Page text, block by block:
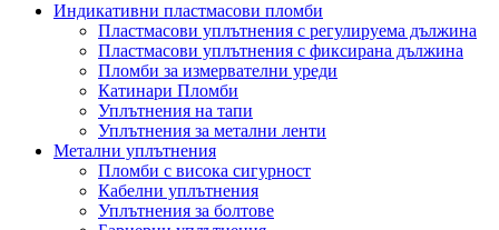
Индикативни пластмасови пломби
Пластмасови уплътнения с регулируема дължина
Пластмасови уплътнения с фиксирана дължина
Пломби за измервателни уреди
Катинари Пломби
Уплътнения на тапи
Уплътнения за метални ленти
Метални уплътнения
Пломби с висока сигурност
Кабелни уплътнения
Уплътнения за болтове